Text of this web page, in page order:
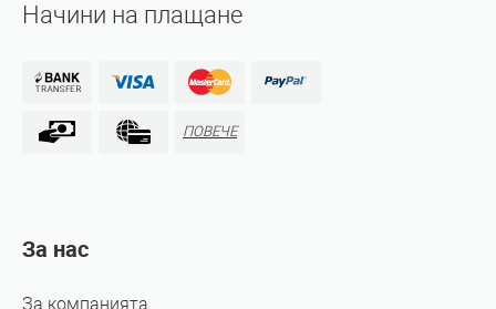
Начини на плащане
ПОВЕЧЕ
За нас
За компанията